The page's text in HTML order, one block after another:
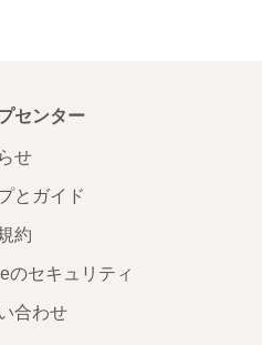
センター
せ
とガイド
約
のセキュリティ
合わせ